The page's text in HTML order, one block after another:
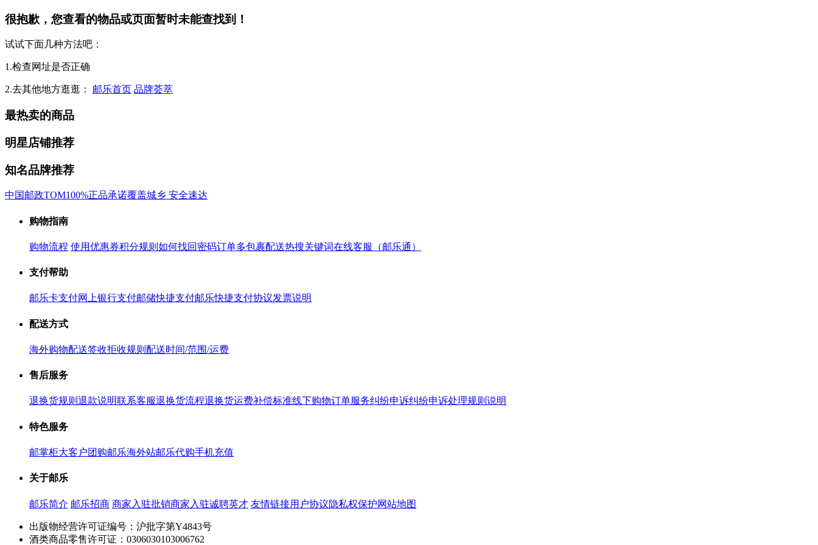
很抱歉，您查看的物品或页面暂时未能查找到！
试试下面几种方法吧：
1.检查网址是否正确
2.去其他地方逛逛： 邮乐首页 品牌荟萃
最热卖的商品
明星店铺推荐
知名品牌推荐
中国邮政TOM100%正品承诺覆盖城乡 安全速达
购物指南
购物流程 使用优惠券积分规则 如何找回密码订单多包裹配送热搜关键词在线客服（邮乐通）
支付帮助
邮乐卡支付网上银行支付邮储快捷支付邮乐快捷支付协议发票说明
配送方式
海外购物配送签收拒收规则 配送时间/范围/运费
售后服务
退换货规则 退款说明联系客服退换货流程退换货运费补偿标准线下购物订单服务纠纷申诉纠纷申诉处理规则说明
特色服务
邮掌柜大客户团购邮乐海外站邮乐代购手机充值
关于邮乐
邮乐简介 邮乐招商 商家入驻批销商家入驻诚聘英才 友情链接用户协议隐私权保护网站地图
出版物经营许可证编号：沪批字第Y4843号
酒类商品零售许可证：0306030103006762